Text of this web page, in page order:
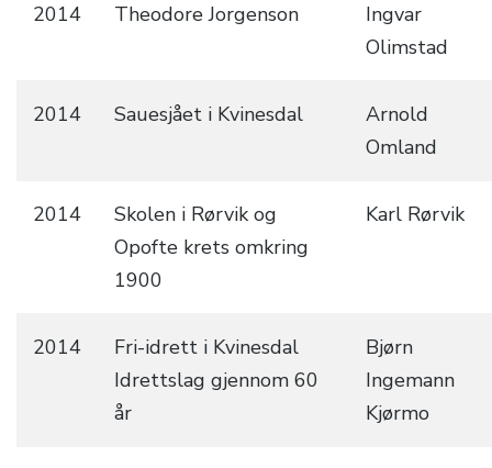
2014 Theodore Jorgenson
Ingvar
Olimstad
2014 Sauesjået i Kvinesdal
Arnold
Omland
2014
Skolen i Rørvik og
Opofte krets omkring
1900
Karl Rørvik
2014
Fri-idrett i Kvinesdal
Idrettslag gjennom 60
år
Bjørn
Ingemann
Kjørmo